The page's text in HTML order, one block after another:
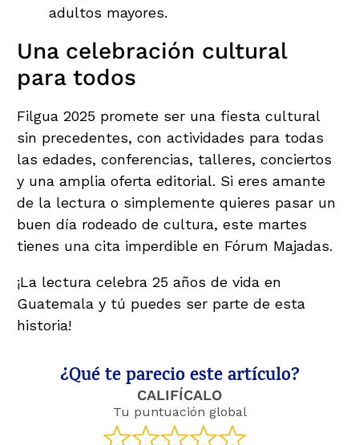
adultos mayores.
Una celebración cultural
para todos
Filgua 2025 promete ser una fiesta cultural
sin precedentes, con actividades para todas
las edades, conferencias, talleres, conciertos
y una amplia oferta editorial. Si eres amante
de la lectura o simplemente quieres pasar un
buen día rodeado de cultura, este martes
tienes una cita imperdible en Fórum Majadas.
¡La lectura celebra 25 años de vida en
Guatemala y tú puedes ser parte de esta
historia!
¿Qué te parecio este artículo?
CALIFÍCALO
Tu puntuación global